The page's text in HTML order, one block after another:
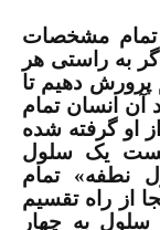
تمام مشخصات
به راستی هر
پرورش دهیم تا
آن انسان تمام
او گرفته شده
یک سلول
نطفه» تمام
از راه تقسیم
به چهار